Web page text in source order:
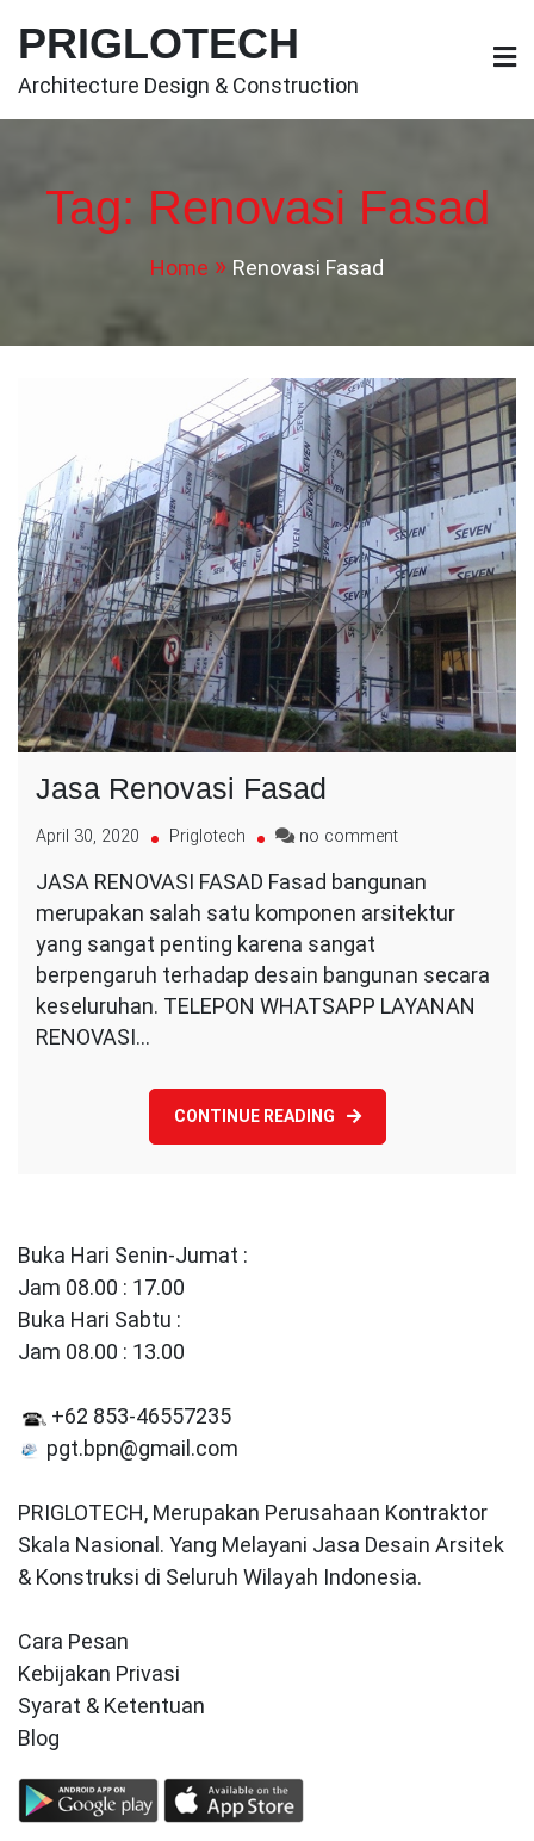
content
PRIGLOTECH
Architecture Design & Construction
Tag: Renovasi Fasad
Home Renovasi Fasad
Jasa Renovasi Fasad
April 30, 2020 Priglotech no commenton
Renovasi
Fasad
JASA RENOVASI FASAD Fasad bangunan
merupakan salah satu komponen arsitektur
yang sangat penting karena sangat
berpengaruh terhadap desain bangunan secara
keseluruhan. TELEPON WHATSAPP LAYANAN
RENOVASI…
CONTINUE READING
Buka Hari Senin-Jumat :
Jam 08.00 : 17.00
Buka Hari Sabtu :
Jam 08.00 : 13.00
+62 853-46557235
pgt.bpn@gmail.com
PRIGLOTECH, Merupakan Perusahaan Kontraktor
Skala Nasional. Yang Melayani Jasa Desain Arsitek
& Konstruksi di Seluruh Wilayah Indonesia.
Cara Pesan
Kebijakan Privasi
Syarat & Ketentuan
Blog